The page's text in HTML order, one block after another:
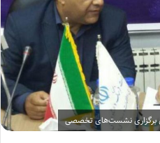
برگزاری نشست‌های تخصصی